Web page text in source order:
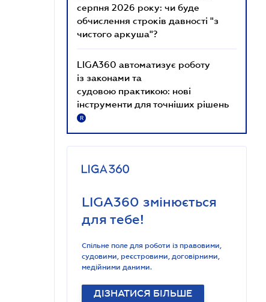
серпня 2026 року: чи буде
обчислення строків давності "з
чистого аркуша"?
LIGA360 автоматизує роботу
із законами та
судовою практикою: нові
інструменти для точніших рішень
R
LIGA360 змінюється
для тебе!
Спільне поле для роботи із правовими,
судовими, реєстровими, договірними,
медійними даними.
ДІЗНАТИСЯ БІЛЬШЕ